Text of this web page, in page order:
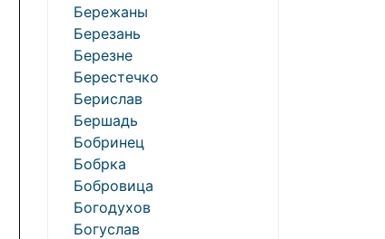
Бережаны
Березань
Березне
Берестечко
Берислав
Бершадь
Бобринец
Бобрка
Бобровица
Богодухов
Богуслав